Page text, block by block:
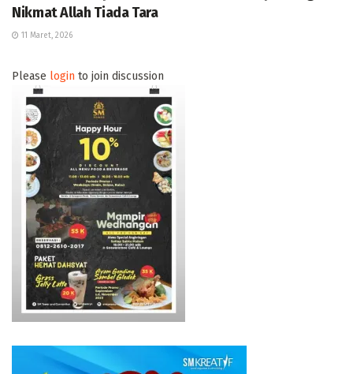
Nikmat Allah Tiada Tara
11 Maret, 2026
Please login to join discussion